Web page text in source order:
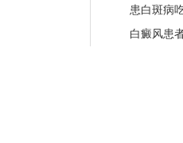
患白斑病
白癜风患